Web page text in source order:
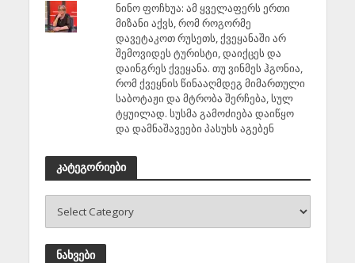
ნინო ფოჩხუა: ამ ყველაფერს ერთი
მიზანი აქვს, რომ როგორმე
დავეტაკოთ რუსეთს, ქვეყანაში არ
შემოვიდეს ტურისტი, დაიქცეს და
დაინგრეს ქვეყანა. თუ ვინმეს ჰგონია,
რომ ქვეყნის წინააღმდეგ მიმართული
საბოტაჟი და მტრობა შერჩება, სულ
ტყუილად. სუსმა გამოძიება დაიწყო
და დამნაშავეები პასუხს აგებენ
კატეგორიები
ნახვები